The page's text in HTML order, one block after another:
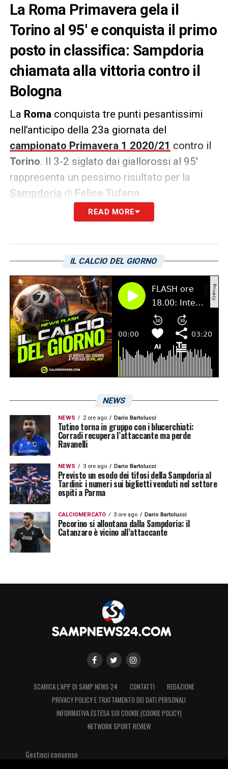
La Roma Primavera gela il
Torino al 95′ e conquista il primo
posto in classifica: Sampdoria
chiamata alla vittoria contro il
Bologna
La Roma conquista tre punti pesantissimi
nell’anticipo della 23a giornata del
campionato Primavera 1 2020/21 contro il
Torino. Il 3-2 siglato dai giallorossi al 95′
rappresenta un pessimo risultato per la
Sampdoria di Felice Tufano
I blucerchiati sono infatti scesi in seconda
guadagnare terreno sulle avversarie.
LA PLAYLIST DELLE NOSTRE TOP NEWS
READ MORE
IL CALCIO DEL GIORNO
NEWS
NEWS 2 ore ago Dario Bartolucci
Tutino torna in gruppo con i blucerchiati:
Corradi recupera l’attaccante ma perde
Ravanelli
NEWS 3 ore ago Dario Bartolucci
Previsto un esodo dei tifosi della Sampdoria al
Tardini: i numeri sui biglietti venduti nel settore
ospiti a Parma
CALCIOMERCATO 3 ore ago Dario Bartolucci
Pecorino si allontana dalla Sampdoria: il
Catanzaro è vicino all’attaccante
SCARICA L’APP DI SAMP NEWS 24 CONTATTI
REDAZIONE
PRIVACY POLICY E TRATTAMENTO DEI DATI PERSONALI
INFORMATIVA ESTESA SUI COOKIE (COOKIE POLICY)
NETWORK SPORT REVIEW
Gestisci consenso